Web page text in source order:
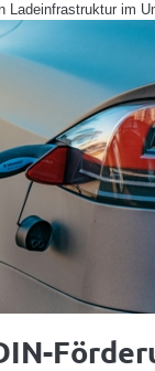
Ladeinfrastruktur im